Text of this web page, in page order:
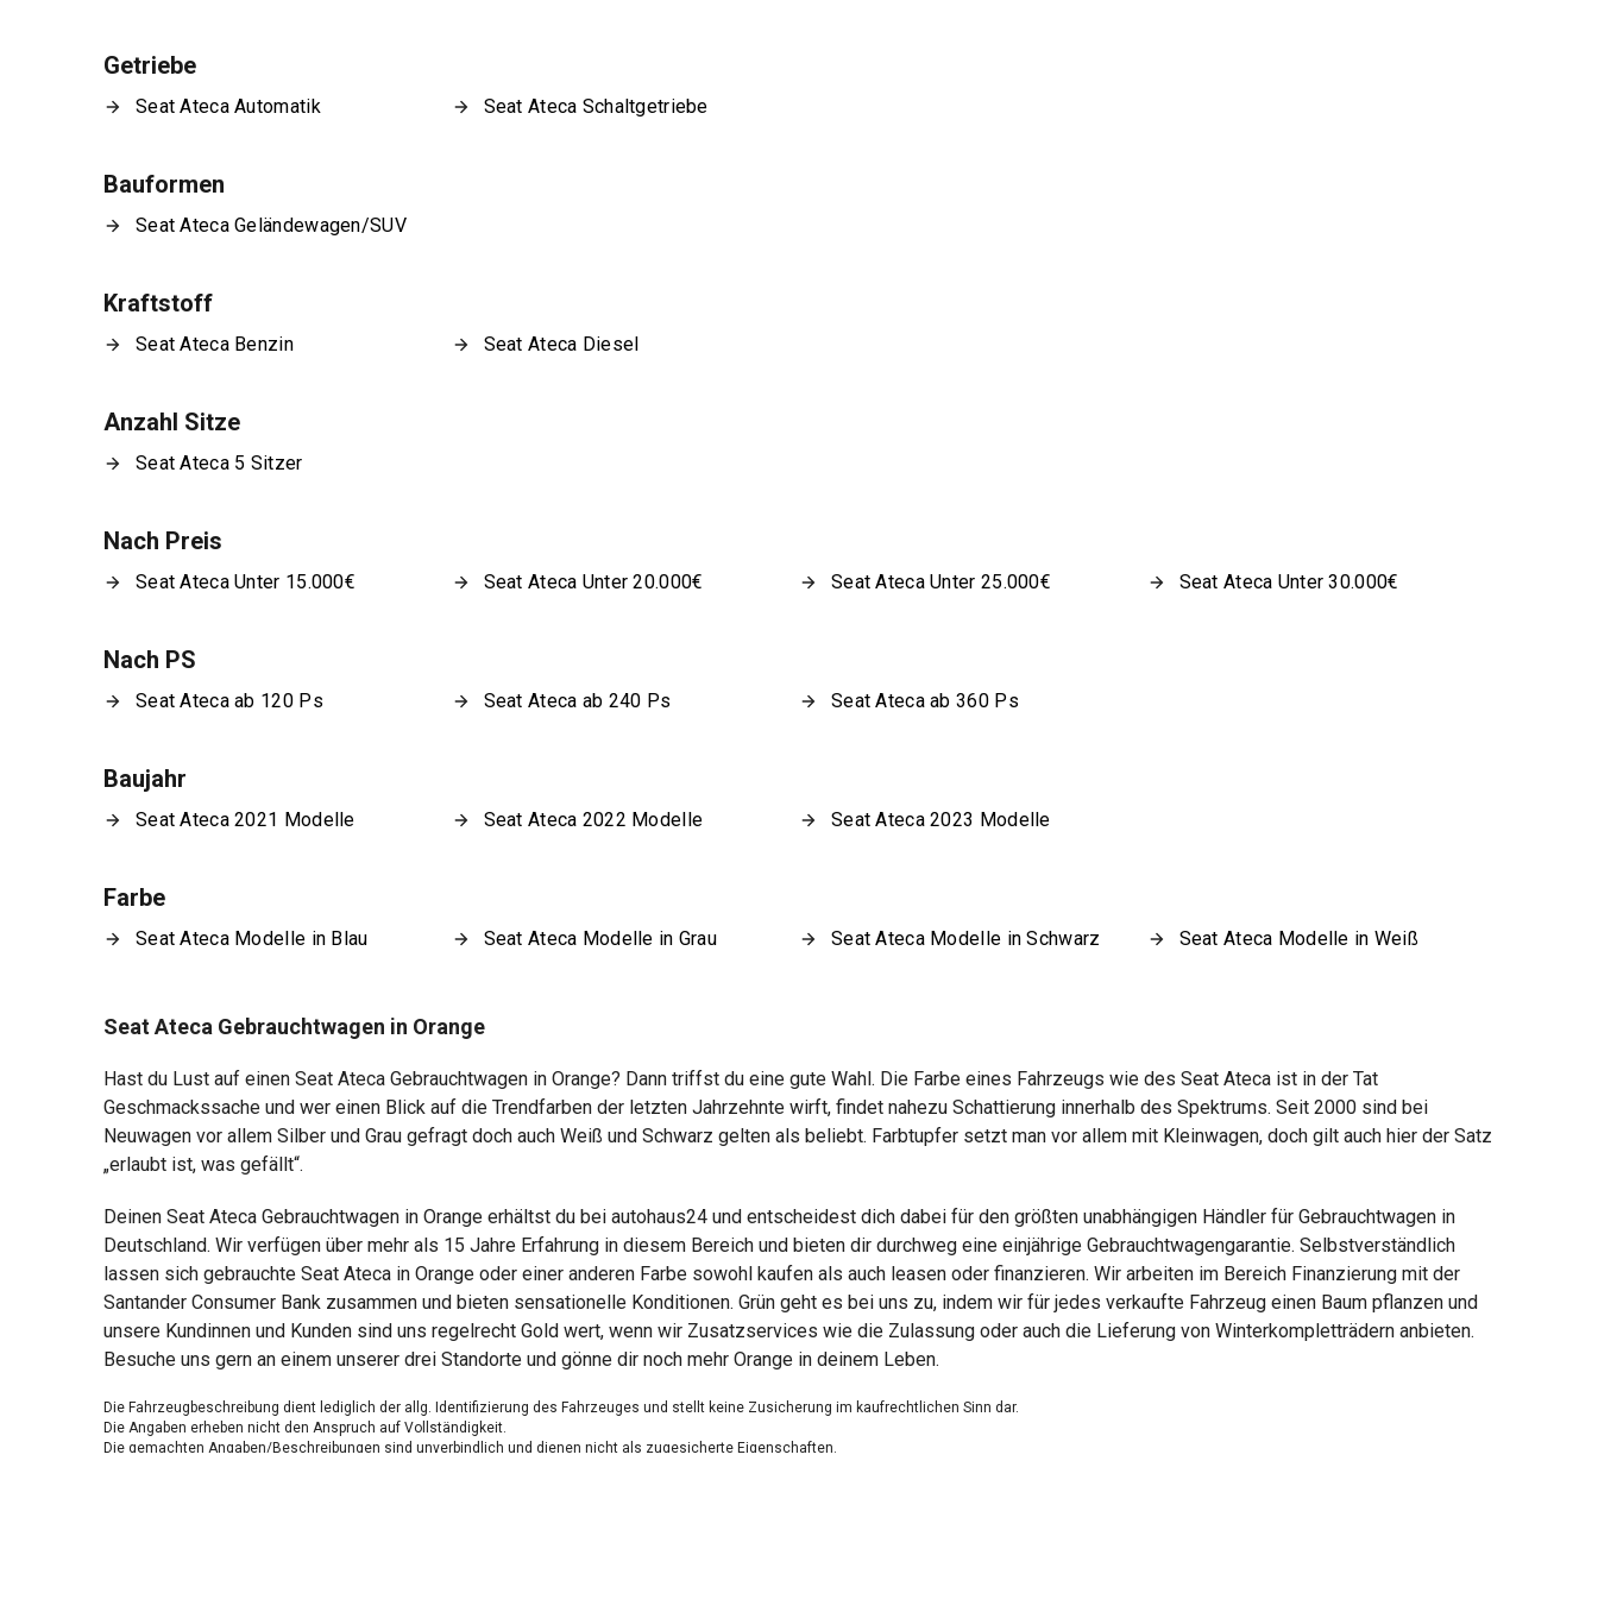
Getriebe
Seat Ateca Automatik Seat Ateca Schaltgetriebe
Bauformen
Seat Ateca Geländewagen/SUV
Kraftstoff
Seat Ateca Benzin Seat Ateca Diesel
Anzahl Sitze
Seat Ateca 5 Sitzer
Nach Preis
Seat Ateca Unter 15.000€ Seat Ateca Unter 20.000€ Seat Ateca Unter 25.000€ Seat Ateca Unter 30.000€
Nach PS
Seat Ateca ab 120 Ps Seat Ateca ab 240 Ps Seat Ateca ab 360 Ps
Baujahr
Seat Ateca 2021 Modelle Seat Ateca 2022 Modelle Seat Ateca 2023 Modelle
Farbe
Seat Ateca Modelle in Blau Seat Ateca Modelle in Grau Seat Ateca Modelle in Schwarz Seat Ateca Modelle in Weiß
Seat Ateca Gebrauchtwagen in Orange
Hast du Lust auf einen Seat Ateca Gebrauchtwagen in Orange? Dann triffst du eine gute Wahl. Die Farbe eines Fahrzeugs wie des Seat Ateca ist in der Tat
Geschmackssache und wer einen Blick auf die Trendfarben der letzten Jahrzehnte wirft, findet nahezu Schattierung innerhalb des Spektrums. Seit 2000 sind bei
Neuwagen vor allem Silber und Grau gefragt doch auch Weiß und Schwarz gelten als beliebt. Farbtupfer setzt man vor allem mit Kleinwagen, doch gilt auch hier der Satz
„erlaubt ist, was gefällt“.
Deinen Seat Ateca Gebrauchtwagen in Orange erhältst du bei autohaus24 und entscheidest dich dabei für den größten unabhängigen Händler für Gebrauchtwagen in
Deutschland. Wir verfügen über mehr als 15 Jahre Erfahrung in diesem Bereich und bieten dir durchweg eine einjährige Gebrauchtwagengarantie. Selbstverständlich
lassen sich gebrauchte Seat Ateca in Orange oder einer anderen Farbe sowohl kaufen als auch leasen oder finanzieren. Wir arbeiten im Bereich Finanzierung mit der
Santander Consumer Bank zusammen und bieten sensationelle Konditionen. Grün geht es bei uns zu, indem wir für jedes verkaufte Fahrzeug einen Baum pflanzen und
unsere Kundinnen und Kunden sind uns regelrecht Gold wert, wenn wir Zusatzservices wie die Zulassung oder auch die Lieferung von Winterkompletträdern anbieten.
Besuche uns gern an einem unserer drei Standorte und gönne dir noch mehr Orange in deinem Leben.
Die Fahrzeugbeschreibung dient lediglich der allg. Identifizierung des Fahrzeuges und stellt keine Zusicherung im kaufrechtlichen Sinn dar.
Die Angaben erheben nicht den Anspruch auf Vollständigkeit.
Die gemachten Angaben/Beschreibungen sind unverbindlich und dienen nicht als zugesicherte Eigenschaften.